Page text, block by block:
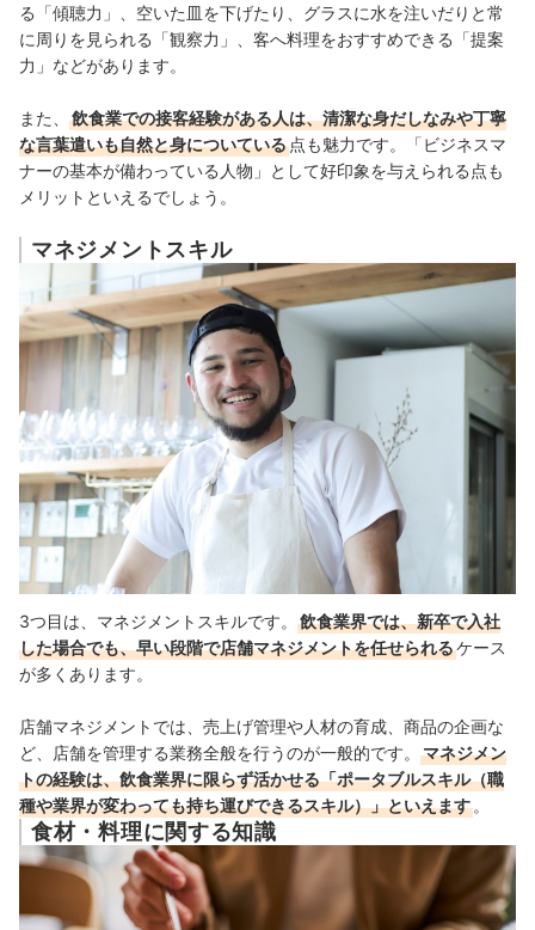
る「傾聴力」、空いた皿を下げたり、グラスに水を注いだりと常
に周りを見られる「観察力」、客へ料理をおすすめできる「提案
力」などがあります。
また、
飲食業での接客経験がある人は、清潔な身だしなみや丁寧
な言葉遣いも自然と身についている 点も魅力です。「ビジネスマ
ナーの基本が備わっている人物」として好印象を与えられる点も
メリットといえるでしょう。
マネジメントスキル
3つ目は、マネジメントスキルです。
飲食業界では、新卒で入社
した場合でも、早い段階で店舗マネジメントを任せられるケース
が多くあります。
店舗マネジメントでは、売上げ管理や人材の育成、商品の企画な
ど、店舗を管理する業務全般を行うのが一般的です。
マネジメン
トの経験は、飲食業界に限らず活かせる「ポータブルスキル（職
種や業界が変わっても持ち運びできるスキル）」といえます 。
食材・料理に関する知識